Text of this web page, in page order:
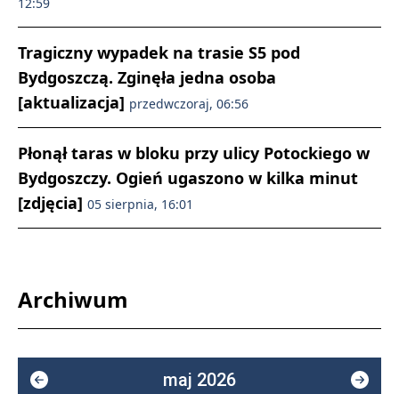
Tragiczny wypadek na trasie S5 pod
Bydgoszczą. Zginęła jedna osoba
[aktualizacja] przedwczoraj, 06:56
Płonął taras w bloku przy ulicy Potockiego w
Bydgoszczy. Ogień ugaszono w kilka minut
[zdjęcia] 05 sierpnia, 16:01
Archiwum
maj 2026